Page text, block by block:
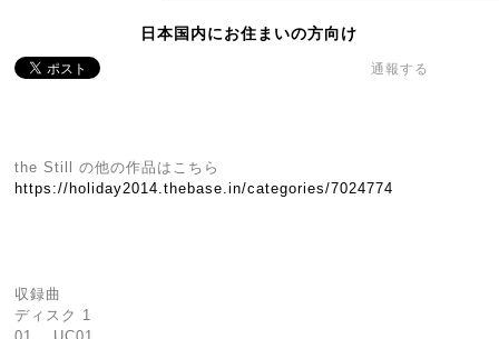
日本国内にお住まいの方向け
通報する
the Still の他の作品はこちら
https://holiday2014.thebase.in/categories/7024774
収録曲
ディスク 1